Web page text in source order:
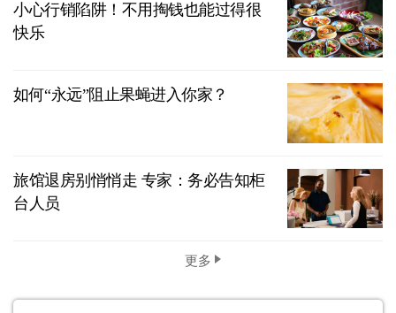
小心行销陷阱！不用掏钱也能过得很
快乐
如何“永远”阻止果蝇进入你家？
旅馆退房别悄悄走 专家：务必告知柜
台人员
更多